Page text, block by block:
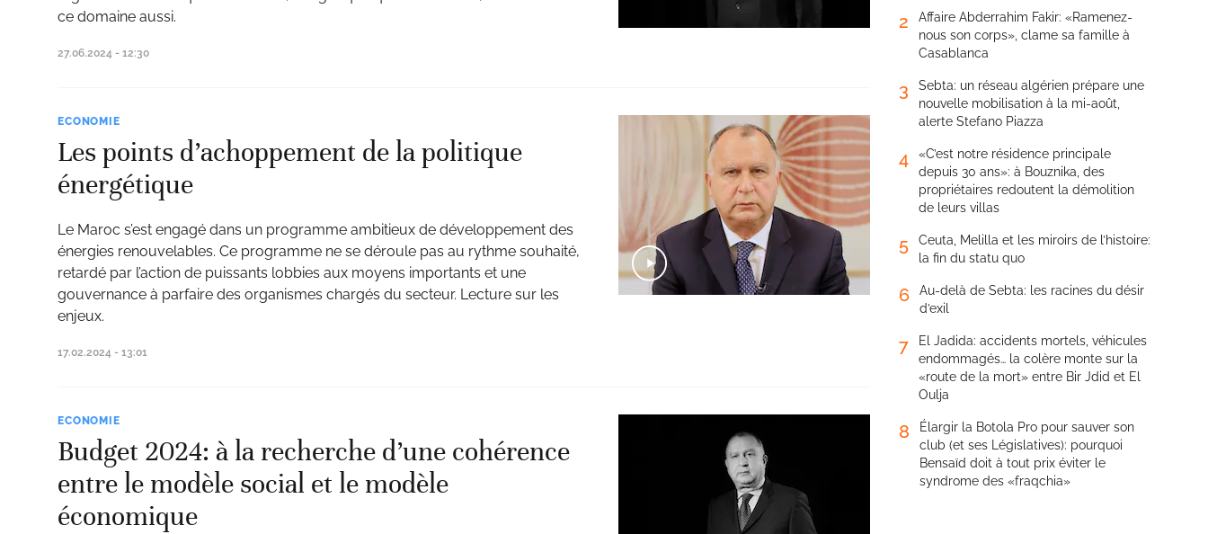
ce domaine aussi.
27.06.2024 - 12:30
ECONOMIE
Les points d’achoppement de la politique
énergétique
Le Maroc s’est engagé dans un programme ambitieux de développement des
énergies renouvelables. Ce programme ne se déroule pas au rythme souhaité,
retardé par l’action de puissants lobbies aux moyens importants et une
gouvernance à parfaire des organismes chargés du secteur. Lecture sur les
enjeux.
17.02.2024 - 13:01
ECONOMIE
Budget 2024: à la recherche d’une cohérence
entre le modèle social et le modèle
économique
2
Affaire Abderrahim Fakir: «Ramenez-
nous son corps», clame sa famille à
Casablanca
3
Sebta: un réseau algérien prépare une
nouvelle mobilisation à la mi-août,
alerte Stefano Piazza
4
«C’est notre résidence principale
depuis 30 ans»: à Bouznika, des
propriétaires redoutent la démolition
de leurs villas
5
Ceuta, Melilla et les miroirs de l’histoire:
la fin du statu quo
6
Au-delà de Sebta: les racines du désir
d’exil
7
El Jadida: accidents mortels, véhicules
endommagés… la colère monte sur la
«route de la mort» entre Bir Jdid et El
Oulja
8
Élargir la Botola Pro pour sauver son
club (et ses Législatives): pourquoi
Bensaïd doit à tout prix éviter le
syndrome des «fraqchia»